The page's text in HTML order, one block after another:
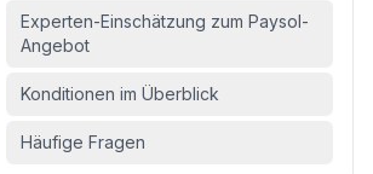
Experten-Einschätzung zum Paysol-
Angebot
Konditionen im Überblick
Häufige Fragen